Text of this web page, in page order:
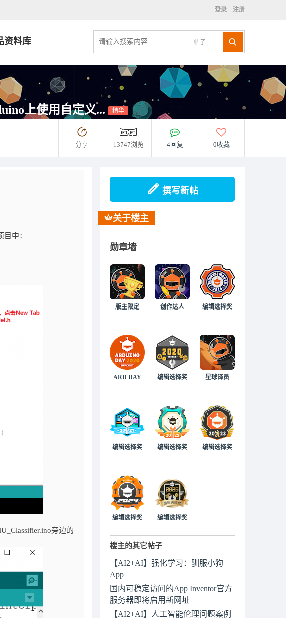
登录 注册
帖子
资料库
上使用自定义... 精华
分享 13747浏览 4回复 0收藏
中：
旁边的
撰写新帖
关于楼主
勋章墙
版主限定 创作达人 编辑选择奖
ARD DAY 编辑选择奖 星球译员
编辑选择奖 编辑选择奖 编辑选择奖
编辑选择奖 编辑选择奖
楼主的其它帖子
【AI2+AI】强化学习：驯服小狗
App
国内可稳定访问的App Inventor官方
服务器即将启用新网址
【AI2+AI】人工智能伦理问题案例